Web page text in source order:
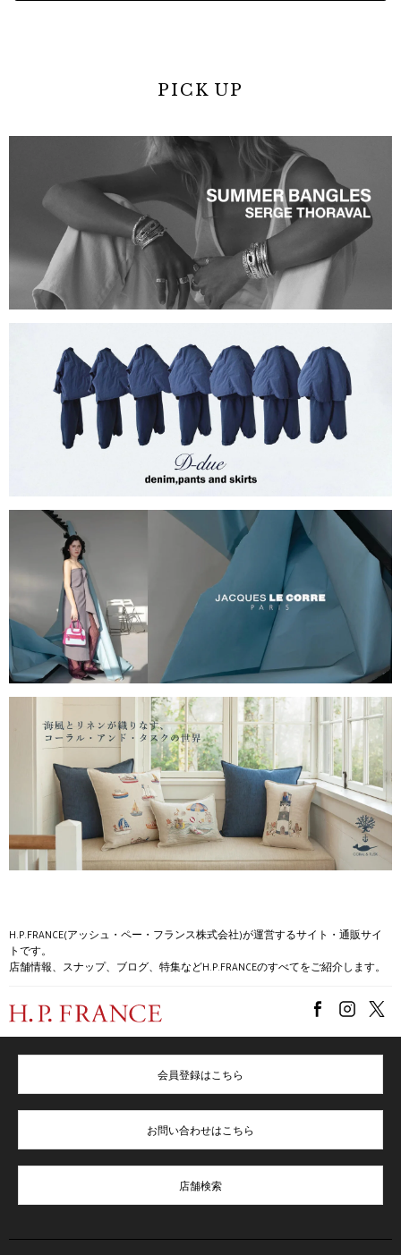
PICK UP
H.P.FRANCE(アッシュ・ペー・フランス株式会社)が運営するサイト・通販サイ
トです。
店舗情報、スナップ、ブログ、特集などH.P.FRANCEのすべてをご紹介します。
会員登録はこちら
お問い合わせはこちら
店舗検索